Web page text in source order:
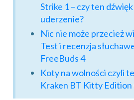
Strike 1 – czy ten
uderzenie?
Nic nie może przecież
Test i recenzja
FreeBuds 4
Koty na wolności czyli
Kraken BT Kitty